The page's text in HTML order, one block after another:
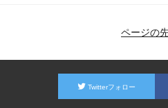
ページの
Twitterフォロー